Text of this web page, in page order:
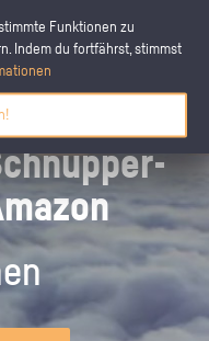
Funktionen zu
Indem du fortfährst, stimmst